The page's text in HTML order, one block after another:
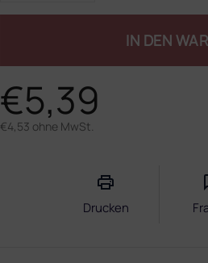
€5,39
€4,53 ohne MwSt.
IN DEN
Drucken